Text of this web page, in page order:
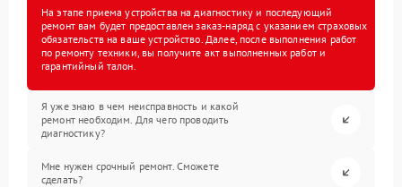
На этапе приема устройства на диагностику и последующий
ремонт вам будет предоставлен заказ-наряд с указанием страховых
обязательств на ваше устройство. Далее, после выполнения работ
по ремонту техники, вы получите акт выполненных работ и
гарантийный талон.
Я уже знаю в чем неисправность и какой
ремонт необходим. Для чего проводить
диагностику?
Мне нужен срочный ремонт. Сможете
сделать?